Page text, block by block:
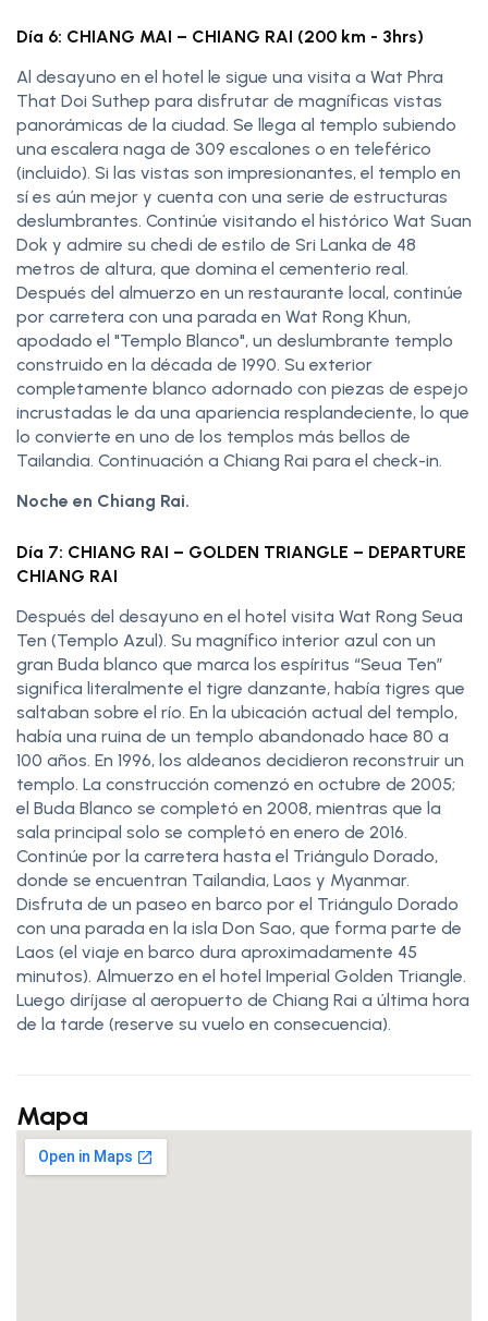
Día 6: CHIANG MAI – CHIANG RAI (200 km - 3hrs)
Al desayuno en el hotel le sigue una visita a Wat Phra
That Doi Suthep para disfrutar de magníficas vistas
panorámicas de la ciudad. Se llega al templo subiendo
una escalera naga de 309 escalones o en teleférico
(incluido). Si las vistas son impresionantes, el templo en
sí es aún mejor y cuenta con una serie de estructuras
deslumbrantes. Continúe visitando el histórico Wat Suan
Dok y admire su chedi de estilo de Sri Lanka de 48
metros de altura, que domina el cementerio real.
Después del almuerzo en un restaurante local, continúe
por carretera con una parada en Wat Rong Khun,
apodado el "Templo Blanco", un deslumbrante templo
construido en la década de 1990. Su exterior
completamente blanco adornado con piezas de espejo
incrustadas le da una apariencia resplandeciente, lo que
lo convierte en uno de los templos más bellos de
Tailandia. Continuación a Chiang Rai para el check-in.
Noche en Chiang Rai.
Día 7: CHIANG RAI – GOLDEN TRIANGLE – DEPARTURE
CHIANG RAI
Después del desayuno en el hotel visita Wat Rong Seua
Ten (Templo Azul). Su magnífico interior azul con un
gran Buda blanco que marca los espíritus “Seua Ten”
significa literalmente el tigre danzante, había tigres que
saltaban sobre el río. En la ubicación actual del templo,
había una ruina de un templo abandonado hace 80 a
100 años. En 1996, los aldeanos decidieron reconstruir un
templo. La construcción comenzó en octubre de 2005;
el Buda Blanco se completó en 2008, mientras que la
sala principal solo se completó en enero de 2016.
Continúe por la carretera hasta el Triángulo Dorado,
donde se encuentran Tailandia, Laos y Myanmar.
Disfruta de un paseo en barco por el Triángulo Dorado
con una parada en la isla Don Sao, que forma parte de
Laos (el viaje en barco dura aproximadamente 45
minutos). Almuerzo en el hotel Imperial Golden Triangle.
Luego diríjase al aeropuerto de Chiang Rai a última hora
de la tarde (reserve su vuelo en consecuencia).
Mapa